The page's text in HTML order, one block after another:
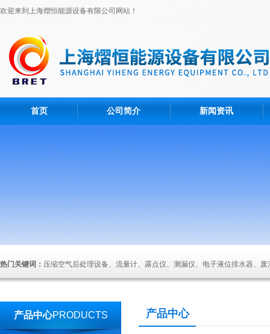
欢迎来到上海熠恒能源设备有限公司网站！
首页 公司简介 新闻资讯
热门关键词： 压缩空气后处理设备、流量计、露点仪、测漏仪、电子液位排水器、
产品中心PRODUCTS 产品中心